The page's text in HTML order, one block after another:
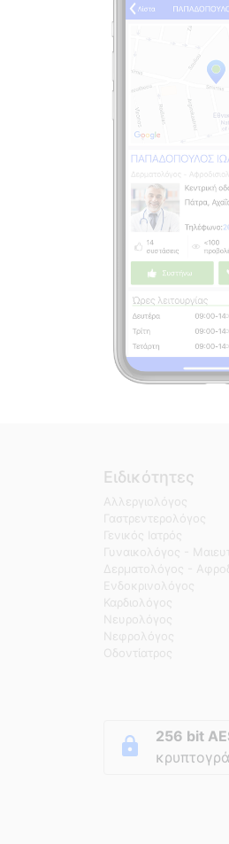
Ειδικότητες
Αλλεργιολόγος
Γαστρεντερολόγος
Γενικός Ιατρός
Γυναικολόγος -
Δερματολόγος -
Ενδοκρινολόγος
Καρδιολόγος
Νευρολόγος
Νεφρολόγος
Οδοντίατρος
256 bit